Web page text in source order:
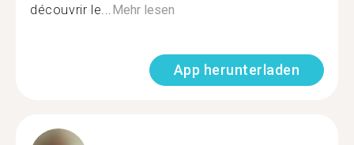
découvrir le...Mehr lesen
App herunterladen